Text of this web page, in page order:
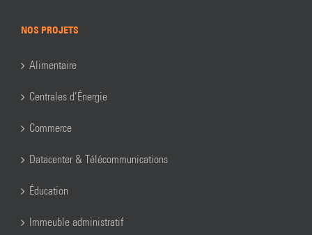
NOS PROJETS
Alimentaire
Centrales d’Énergie
Commerce
Datacenter & Télécommunications
Éducation
Immeuble administratif